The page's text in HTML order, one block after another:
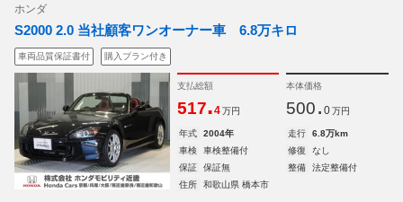
ホンダ
S2000 2.0 当社顧客ワンオーナー車 6.8万キロ
車両品質保証書付 購入プラン付き
支払総額
517.4 万円
本体価格
500. 0 万円
年式 2004年 走行
6.8万km
車検
車検整備付 修復
なし
保証
保証無 整備
法定整備付
住所
和歌山県 橋本市